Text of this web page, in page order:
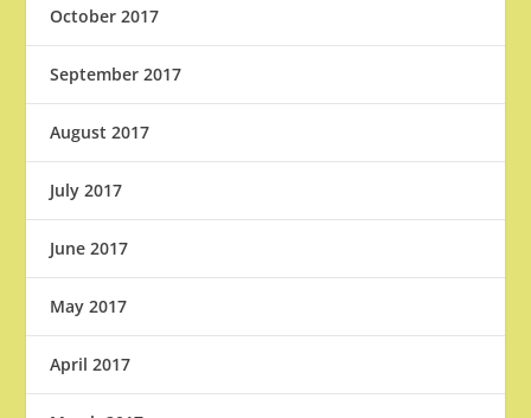
October 2017
September 2017
August 2017
July 2017
June 2017
May 2017
April 2017